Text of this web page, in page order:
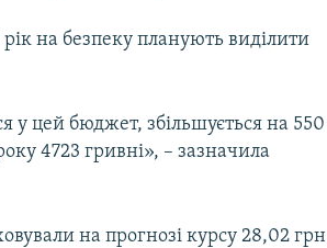
на безпеку планують виділити
у цей бюджет, збільшується на 550
4723 гривні», – зазначила
на прогнозі курсу 28,02 грн